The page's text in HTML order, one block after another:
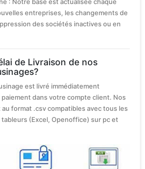
entreprises, les changements de
des sociétés inactives ou en
de Livraison de nos
est livré immédiatement
dans votre compte client. Nos
format .csv compatibles avec tous les
(Excel, Openoffice) sur pc et